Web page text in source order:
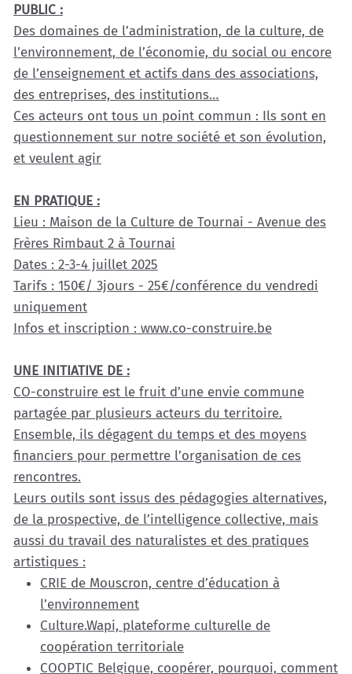
PUBLIC :
Des domaines de l’administration, de la culture, de
l’environnement, de l’économie, du social ou encore
de l’enseignement et actifs dans des associations,
des entreprises, des institutions…
Ces acteurs ont tous un point commun : Ils sont en
questionnement sur notre société et son évolution,
et veulent agir
EN PRATIQUE :
Lieu : Maison de la Culture de Tournai - Avenue des
Frères Rimbaut 2 à Tournai
Dates : 2-3-4 juillet 2025
Tarifs : 150€/ 3jours - 25€/conférence du vendredi
uniquement
Infos et inscription : www.co-construire.be
UNE INITIATIVE DE :
CO-construire est le fruit d’une envie commune
partagée par plusieurs acteurs du territoire.
Ensemble, ils dégagent du temps et des moyens
financiers pour permettre l’organisation de ces
rencontres.
Leurs outils sont issus des pédagogies alternatives,
de la prospective, de l’intelligence collective, mais
aussi du travail des naturalistes et des pratiques
artistiques :
CRIE de Mouscron, centre d’éducation à
l’environnement
Culture.Wapi, plateforme culturelle de
coopération territoriale
COOPTIC Belgique, coopérer, pourquoi, comment